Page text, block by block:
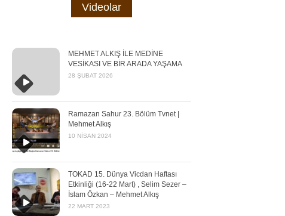
Videolar
MEHMET ALKIŞ İLE MEDİNE
VESİKASI VE BİR ARADA YAŞAMA
28 ŞUBAT 2026
Ramazan Sahur 23. Bölüm Tvnet |
Mehmet Alkış
10 NISAN 2024
TOKAD 15. Dünya Vicdan Haftası
Etkinliği (16-22 Mart) , Selim Sezer –
İslam Özkan – Mehmet Alkış
22 MART 2023